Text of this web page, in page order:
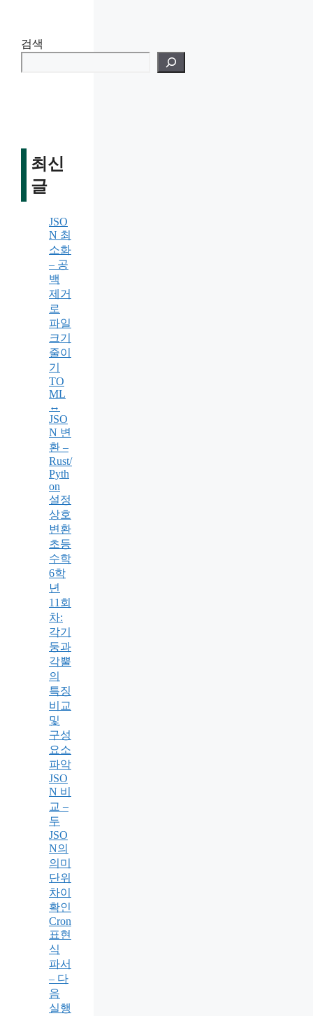
검색
최신
글
JSO
N 최
소화
– 공
백
제거
로
파일
크기
줄이
기
TO
ML
↔
JSO
N 변
환 –
Rust/
Pyth
on
설정
상호
변환
초등
수학
6학
년
11회
차:
각기
둥과
각뿔
의
특징
비교
및
구성
요소
파악
JSO
N 비
교 –
두
JSO
N의
의미
단위
차이
확인
Cron
표현
식
파서
– 다
음
실행